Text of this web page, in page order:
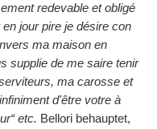
redevable et obligé
jour pire je désire con
ma maison en
supplie de me saire tenir
ma carosse et
d'être votre à
etc. Bellori behauptet,